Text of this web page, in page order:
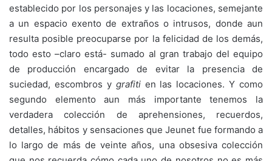
establecido por los personajes y las locaciones, semejante
a un espacio exento de extraños o intrusos, donde aun
resulta posible preocuparse por la felicidad de los demás,
todo esto –claro está- sumado al gran trabajo del equipo
de producción encargado de evitar la presencia de
suciedad, escombros ygrafitien las locaciones. Y como
segundo elemento aun más importante tenemos la
verdadera colección de aprehensiones, recuerdos,
detalles, hábitos y sensaciones que Jeunet fue formando a
lo largo de más de veinte años, una obsesiva colección